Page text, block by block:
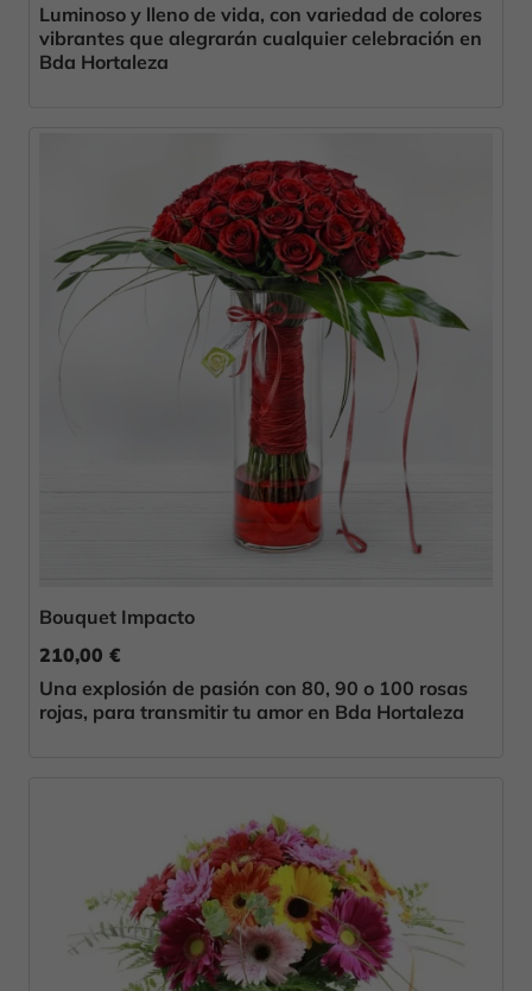
Luminoso y lleno de vida, con variedad de colores
vibrantes que alegrarán cualquier celebración en
Bda Hortaleza
Bouquet Impacto
210,00 €
Una explosión de pasión con 80, 90 o 100 rosas
rojas, para transmitir tu amor en Bda Hortaleza